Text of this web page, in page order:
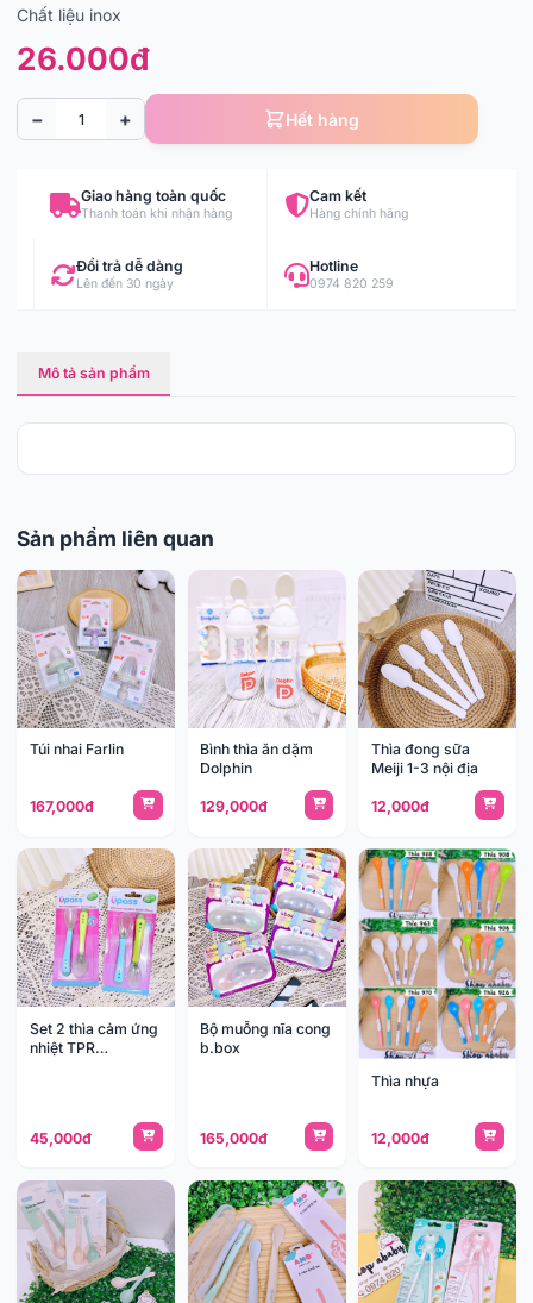
Chất liệu inox
26.000đ
− + Hết hàng
Giao hàng toàn quốc
Thanh toán khi nhận hàng
Cam kết
Hàng chính hãng
Đổi trả dễ dàng
Lên đến 30 ngày
Hotline
0974 820 259
Mô tả sản phẩm
Sản phẩm liên quan
Túi nhai Farlin
167,000đ
Bình thìa ăn dặm
Dolphin
129,000đ
Thìa đong sữa
Meiji 1-3 nội địa
12,000đ
Set 2 thìa cảm ứng
nhiệt TPR
45,000đ
Bộ muỗng nĩa cong
b.box
165,000đ
Thìa nhựa
12,000đ